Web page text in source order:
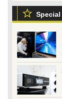
Special